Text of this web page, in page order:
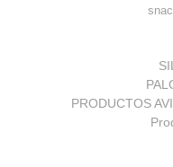
PRODUCTOS